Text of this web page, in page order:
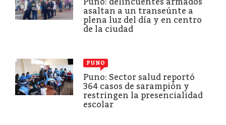
asaltan a un transeúnte a
plena luz del día y en centro
de la ciudad
PUNO
Puno: Sector salud reportó
364 casos de sarampión y
restringen la presencialidad
escolar